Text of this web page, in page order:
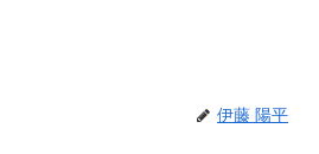
伊藤 陽平